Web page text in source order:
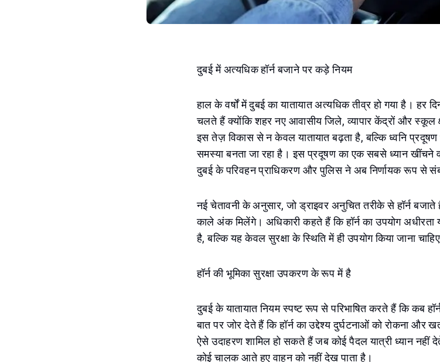
दुबई में अत्यधिक हॉर्न बजाने पर कड़े नियम
हाल के वर्षों में दुबई का यातायात अत्यधिक तीव्र हो गया है। हर
चलते हैं क्योंकि शहर नए आवासीय जिले, व्यापार केंद्रों और स्कूल
इस तेज़ विकास से न केवल यातायात बढ़ता है, बल्कि ध्वनि प्रदूषण
समस्या बनता जा रहा है। इस प्रदूषण का एक सबसे ध्यान खींचने
दुबई के परिवहन प्राधिकरण और पुलिस ने अब निर्णायक रूप से
नई चेतावनी के अनुसार, जो ड्राइवर अनुचित तरीके से हॉर्न बजाते
काले अंक मिलेंगे। अधिकारी कहते हैं कि हॉर्न का उपयोग अधीरता
है, बल्कि यह केवल सुरक्षा के स्थिति में ही उपयोग किया जाना
हॉर्न की भूमिका सुरक्षा उपकरण के रूप में है
दुबई के यातायात नियम स्पष्ट रूप से परिभाषित करते हैं कि कब
बात पर जोर देते हैं कि हॉर्न का उद्देश्य दुर्घटनाओं को रोकना
ऐसे उदाहरण शामिल हो सकते हैं जब कोई पैदल यात्री ध्यान
कोई चालक आते हुए वाहन को नहीं देख पाता है।